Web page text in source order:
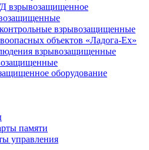
взрывозащищенное
взрывозащищенные
объектов «Ладога-Ex»
взрывозащищенные
оборудование
памяти
управления